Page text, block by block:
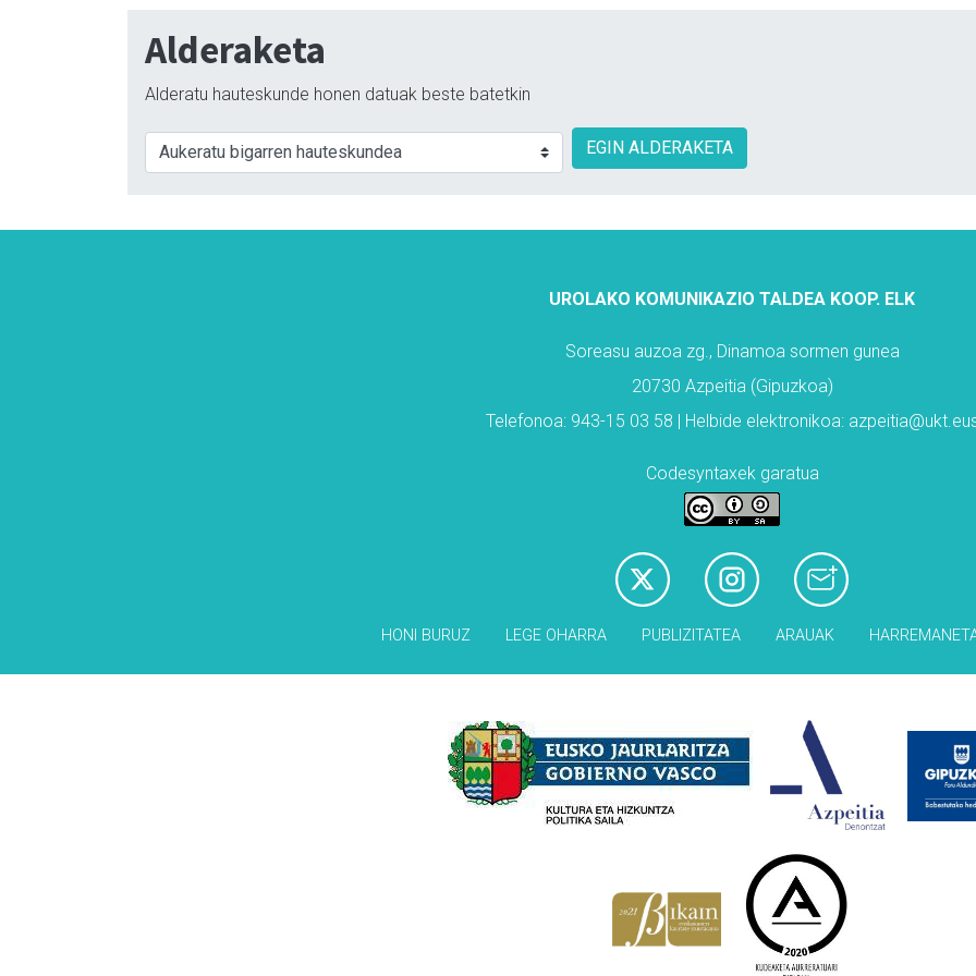
Alderaketa
Alderatu hauteskunde honen datuak beste batetkin
EGIN ALDERAKETA
UROLAKO KOMUNIKAZIO TALDEA KOOP. ELK
Soreasu auzoa zg., Dinamoa sormen gunea
20730 Azpeitia (Gipuzkoa)
Telefonoa: 943-15 03 58 | Helbide elektronikoa:
Codesyntaxek garatua
HONI BURUZ LEGE OHARRA PUBLIZITATEA ARAUAK